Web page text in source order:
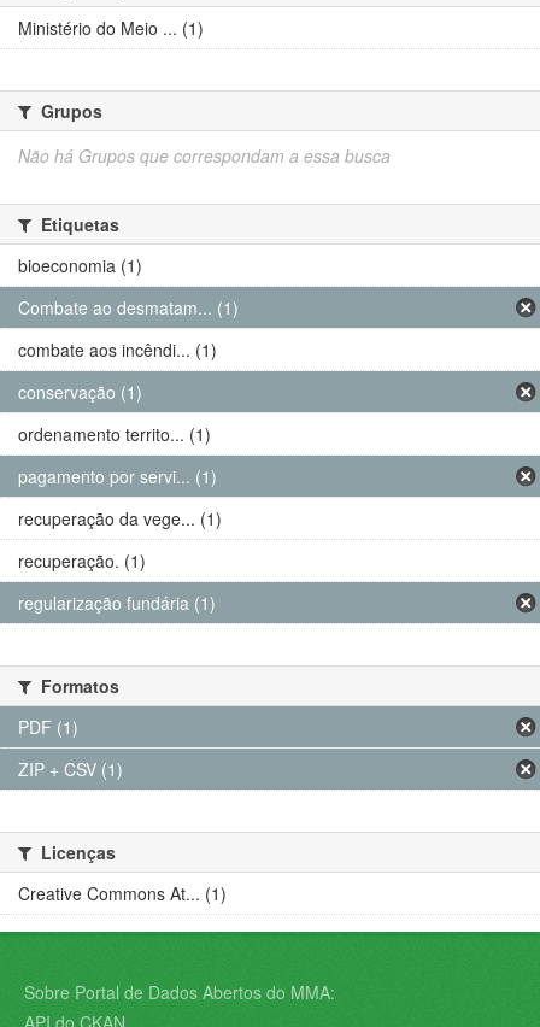
Ministério do Meio ... (1)
Grupos
Não há Grupos que correspondam a essa busca
Etiquetas
bioeconomia (1)
Combate ao desmatam... (1)
combate aos incêndi... (1)
conservação (1)
ordenamento territo... (1)
pagamento por servi... (1)
recuperação da vege... (1)
recuperação. (1)
regularização fundária (1)
Formatos
PDF (1)
ZIP + CSV (1)
Licenças
Creative Commons At... (1)
Sobre Portal de Dados Abertos do MMA:
API do CKAN